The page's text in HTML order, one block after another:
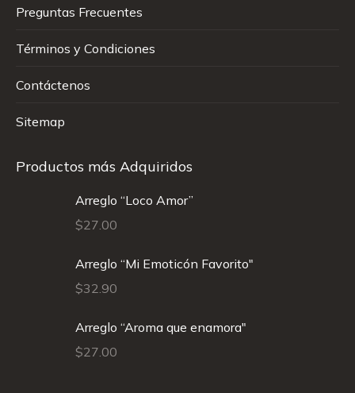
Preguntas Frecuentes
Términos y Condiciones
Contáctenos
Sitemap
Productos más Adquiridos
Arreglo “Loco Amor”
$27.00
Arreglo “Mi Emoticón Favorito"
$32.90
Arreglo “Aroma que enamora"
$27.00